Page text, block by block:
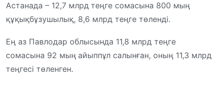
Астанада – 12,7 млрд теңге сомасына 800 мың
құқықбұзушылық, 8,6 млрд теңге төленді.
Ең аз Павлодар облысында 11,8 млрд теңге
сомасына 92 мың айыппұл салынған, оның 11,3 млрд
теңгесі төленген.